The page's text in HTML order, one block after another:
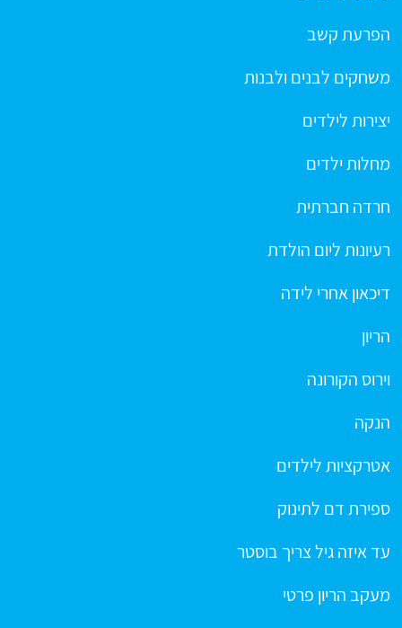
הפרעת קשב
משחקים לבנים ולבנות
יצירות לילדים
מחלות ילדים
חרדה חברתית
רעיונות ליום הולדת
דיכאון אחרי לידה
הריון
וירוס הקורונה
הנקה
אטרקציות לילדים
ספירת דם לתינוק
עד איזה גיל צריך בוסטר
מעקב הריון פרטי